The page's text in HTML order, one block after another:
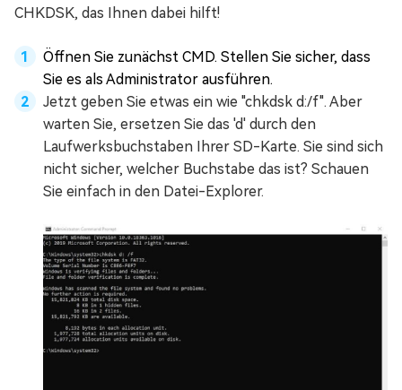
CHKDSK, das Ihnen dabei hilft!
Öffnen Sie zunächst CMD. Stellen Sie sicher, dass
Sie es als Administrator ausführen.
Jetzt geben Sie etwas ein wie "chkdsk d:/f". Aber
warten Sie, ersetzen Sie das 'd' durch den
Laufwerksbuchstaben Ihrer SD-Karte. Sie sind sich
nicht sicher, welcher Buchstabe das ist? Schauen
Sie einfach in den Datei-Explorer.